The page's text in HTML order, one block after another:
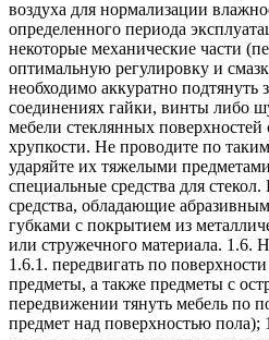
воздуха для нормализации
определенного периода
некоторые механические части
оптимальную регулировку и
необходимо аккуратно подтянуть
соединениях гайки, винты либо
мебели стеклянных
хрупкости. Не проводите по
ударяйте их тяжелыми
специальные средства для стекол.
средства, обладающие
губками с покрытием из
или стружечного материала. 1.6.
1.6.1. передвигать по
предметы, а также предметы с
передвижении тянуть мебель по
предмет над поверхностью